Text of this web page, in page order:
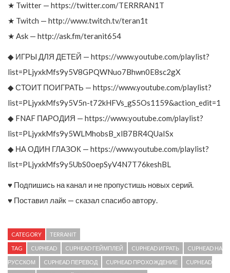
★ Twitter — https://twitter.com/TERRRAN1T
★ Twitch — http://www.twitch.tv/teran1t
★ Ask — http://ask.fm/teranit654
◆ ИГРЫ ДЛЯ ДЕТЕЙ — https://www.youtube.com/playlist?
list=PLjyxkMfs9y5V8GPQWNuo7Bhwn0E8sc2gX
◆ СТОИТ ПОИГРАТЬ — https://www.youtube.com/playlist?
list=PLjyxkMfs9y5V5n-t72kHFVs_gS5Os1159&action_edit=1
◆ FNAF ПАРОДИЯ — https://www.youtube.com/playlist?
list=PLjyxkMfs9y5WLMhobsB_xlB7BR4QUaISx
◆ НА ОДИН ГЛАЗОК — https://www.youtube.com/playlist?
list=PLjyxkMfs9y5UbS0oepSyV4N7T76keshBL
♥ Подпишись на канал и не пропустишь новых серий.
♥ Поставил лайк — сказал спасибо автору.
CATEGORY TERRANIT
TAG CUPHEAD CUPHEAD ГЕЙМПЛЕЙ CUPHEAD ИГРАТЬ CUPHEAD НА
РУССКОМ CUPHEAD ПЕРЕВОД CUPHEAD ПРОХОЖДЕНИЕ CUPHEAD